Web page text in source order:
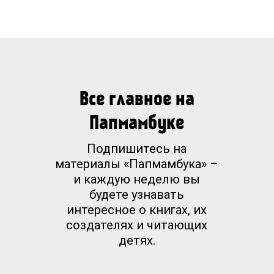
by Night получил премию Branford
Boase Award, с тех пор каждая ее
вышедшая книга неизменно
удостаивалась престижных наград и
попадала в мировые списки
бестселлеров.
Все главное на
Папмамбуке
Подпишитесь на
материалы «Папмамбука» –
и каждую неделю вы
будете узнавать
интересное о книгах, их
создателях и читающих
детях.